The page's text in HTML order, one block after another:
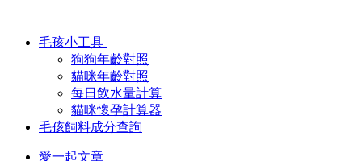
毛孩小工具
狗狗年齡對照
貓咪年齡對照
每日飲水量計算
貓咪懷孕計算器
毛孩飼料成分查詢
愛一起文章